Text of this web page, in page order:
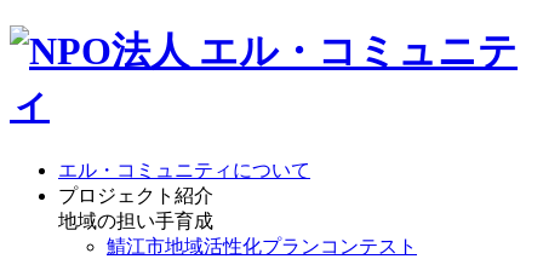
エル・コミュニティについて
プロジェクト紹介
地域の担い手育成
鯖江市地域活性化プランコンテスト